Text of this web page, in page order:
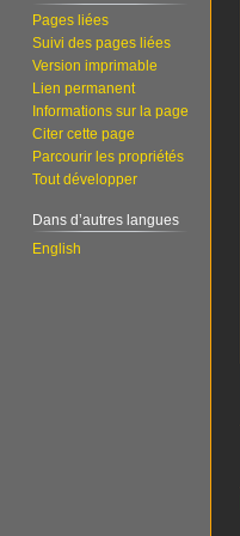
Pages liées
Suivi des pages liées
Version imprimable
Lien permanent
Informations sur la page
Citer cette page
Parcourir les propriétés
Tout développer
Dans d’autres langues
English